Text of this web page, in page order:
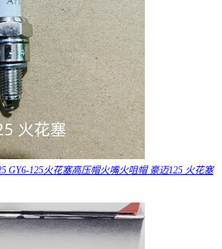
GY6-125火花塞高压帽火嘴火咀帽 豪迈125 火花塞